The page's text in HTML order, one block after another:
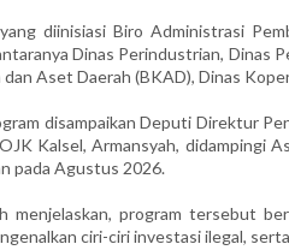
diinisiasi Biro Administrasi
Dinas Perindustrian, Dinas
dan Aset Daerah (BKAD), Dinas
disampaikan Deputi Direktur
Kalsel, Armansyah, didampingi
pada Agustus 2026.
menjelaskan, program tersebut
ciri-ciri investasi ilegal,